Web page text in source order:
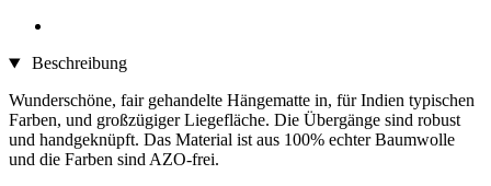
Beschreibung
Wunderschöne, fair gehandelte Hängematte in, für Indien typischen
Farben, und großzügiger Liegefläche. Die Übergänge sind robust
und handgeknüpft. Das Material ist aus 100% echter Baumwolle
und die Farben sind AZO-frei.